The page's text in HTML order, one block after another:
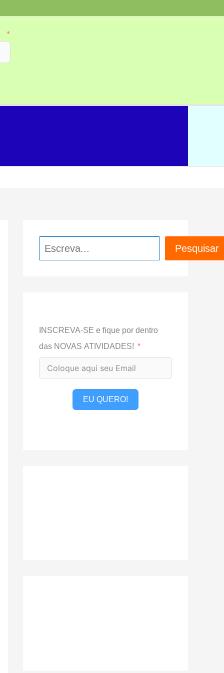
Pesquisar Pesquisar
INSCREVA-SE e fique por dentro
das NOVAS ATIVIDADES!
EU QUERO!